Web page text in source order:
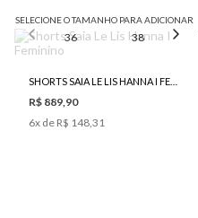
SELECIONE O TAMANHO PARA ADICIONAR
36 38
R$ 889,90
6x de R$ 148,31